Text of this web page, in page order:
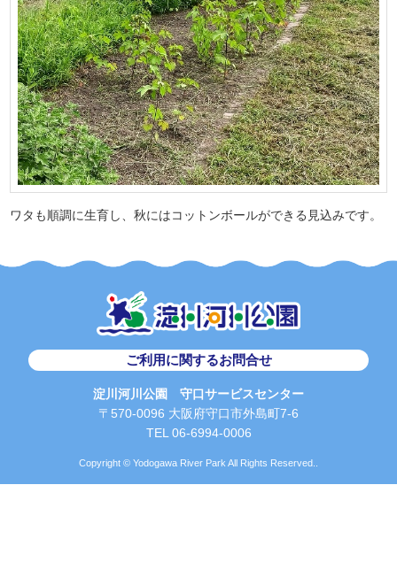
ワタも順調に生育し、秋にはコットンボールができる見込みです。
ご利用に関するお問合せ
淀川河川公園 守口サービスセンター
〒570-0096 大阪府守口市外島町7-6
TEL 06-6994-0006
Copyright © Yodogawa River Park All Rights Reserved..